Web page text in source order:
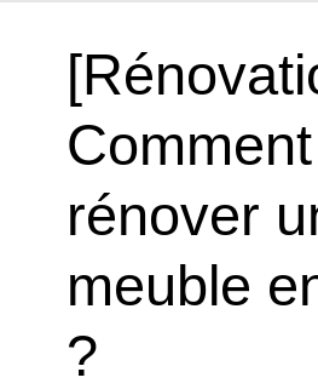
Comment
rénover
meuble
?